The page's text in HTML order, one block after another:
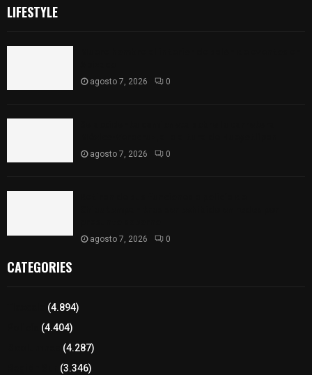
LIFESTYLE
agosto 7, 2026 0
agosto 7, 2026 0
agosto 7, 2026 0
CATEGORIES
(4.894)
(4.404)
(4.287)
(3.346)